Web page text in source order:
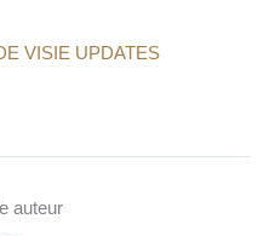
VISIE UPDATES
auteur